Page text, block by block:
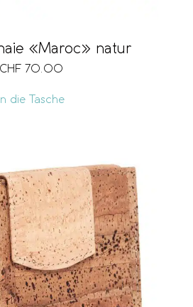
«Maroc» natur
CHF 70.00
In die Tasche